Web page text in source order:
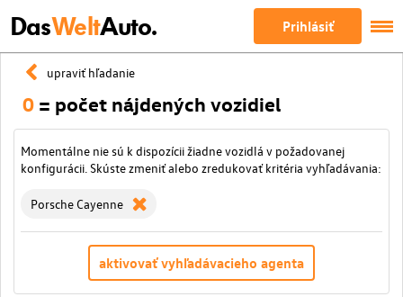
DasWeltAuto. Prihlásiť
upraviť hľadanie
0 = počet nájdených vozidiel
Momentálne nie sú k dispozícii žiadne vozidlá v požadovanej
konfigurácii. Skúste zmeniť alebo zredukovať kritéria vyhľadávania:
Porsche Cayenne
aktivovať vyhľadávacieho agenta